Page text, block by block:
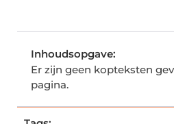
Inhoudsopgave:
Er zijn geen kopteksten
pagina.